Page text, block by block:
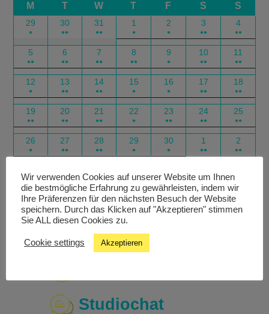
M T W T F S S
29
●
30
●●
31
●●
1
●
2
●
3
●●
4
●●
5
●●
6
●●
7
●●
8
●●
9
●
10
●●
11
●●
12
●
13
●●
14
●●
15
●
16
●
17
●●
18
●●
19
●●
20
●●
21
●●
22
●
23
●●
24
●●
25
●●
26
●
27
●●
28
●●
29
●
30
●
1
●●
2
●●
Subscribe
in
Google
Subscribe
in
Outlook
Export
for
Google
Export
for
Outlook
Studiochat
Wir verwenden Cookies auf unserer Website um Ihnen
die bestmögliche Erfahrung zu gewährleisten, indem wir
Ihre Präferenzen für den nächsten Besuch der Website
speichern. Durch das Klicken auf "Akzeptieren" stimmen
Sie ALL diesen Cookies zu.
Cookie settings Akzeptieren